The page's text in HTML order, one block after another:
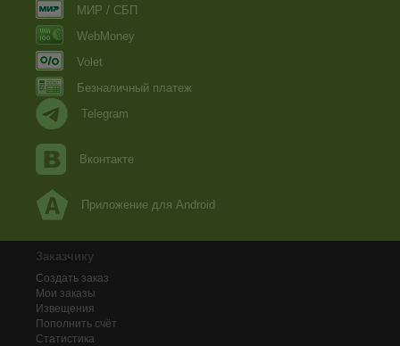
МИР / СБП
WebMoney
Volet
Безналичный платеж
Telegram
Вконтакте
Приложение для Android
Заказчику
Создать заказ
Мои заказы
Извещения
Пополнить счёт
Статистика